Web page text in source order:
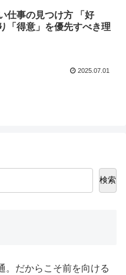
仕事の見つけ方 「好
「得意」を優先すべき理
2025.07.01
検索
。だからこそ前を向ける